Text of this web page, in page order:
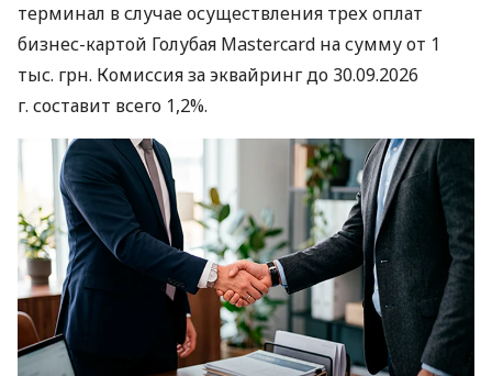
терминал в случае осуществления трех оплат
бизнес-картой Голубая Mastercard на сумму от 1
тыс. грн. Комиссия за эквайринг до 30.09.2026
г. составит всего 1,2%.